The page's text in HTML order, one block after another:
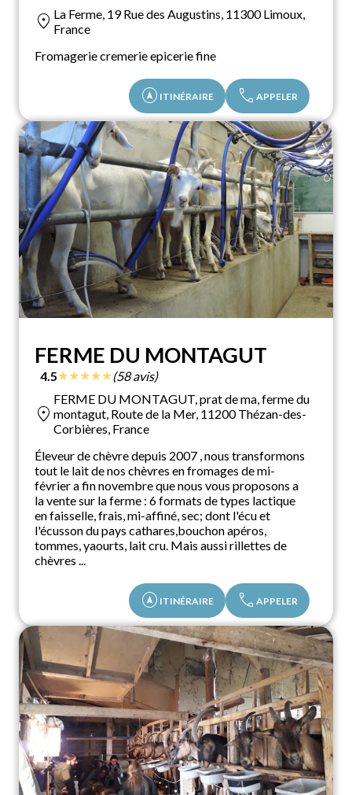
location_on La Ferme, 19 Rue des Augustins, 11300 Limoux,
France
Fromagerie cremerie epicerie fine
assistant_navigation ITINÉRAIRE call APPELER
FERME DU MONTAGUT
4.5★★★★★(58 avis)
location_on
FERME DU MONTAGUT, prat de ma, ferme du
montagut, Route de la Mer, 11200 Thézan-des-
Corbières, France
Éleveur de chèvre depuis 2007 , nous transformons
tout le lait de nos chèvres en fromages de mi-
février a fin novembre que nous vous proposons a
la vente sur la ferme : 6 formats de types lactique
en faisselle, frais, mi-affiné, sec; dont l'écu et
l'écusson du pays cathares,bouchon apéros,
tommes, yaourts, lait cru. Mais aussi rillettes de
chèvres ...
assistant_navigation ITINÉRAIRE call APPELER